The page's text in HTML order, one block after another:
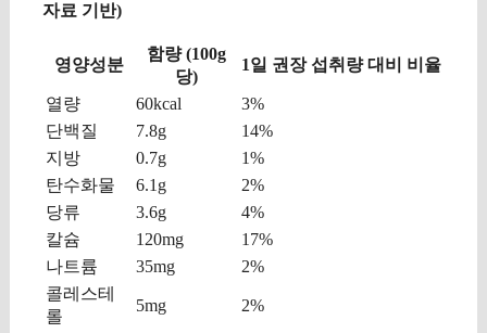
자료 기반)
영양성분
함량 (100g
당)
1일 권장 섭취량 대비 비율
열량 60kcal
3%
단백질
7.8g
14%
지방
0.7g
1%
탄수화물
6.1g
2%
당류
3.6g
4%
칼슘
120mg
17%
나트륨
35mg
2%
콜레스테
롤
5mg 2%